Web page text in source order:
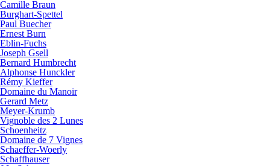
Camille Braun
Burghart-Spettel
Paul Buecher
Ernest Burn
Eblin-Fuchs
Joseph Gsell
Bernard Humbrecht
Alphonse Hunckler
Rémy Kieffer
Domaine du Manoir
Gerard Metz
Meyer-Krumb
Vignoble des 2 Lunes
Schoenheitz
Domaine de 7 Vignes
Schaeffer-Woerly
Schaffhauser